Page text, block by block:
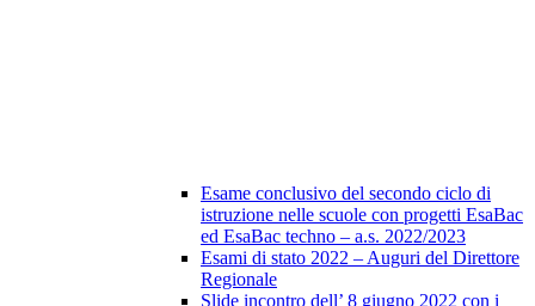
Esame conclusivo del secondo ciclo di
istruzione nelle scuole con progetti EsaBac
ed EsaBac techno – a.s. 2022/2023
Esami di stato 2022 – Auguri del Direttore
Regionale
Slide incontro dell’ 8 giugno 2022 con i